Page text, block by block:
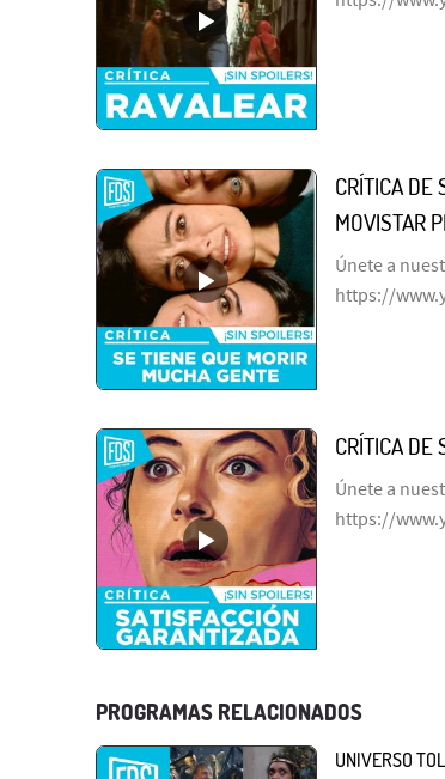
CRÍTICA DE
MOVISTAR
Únete a
https://
CRÍTICA DE
Únete a
https://
PROGRAMAS RELACIONADOS
UNIVERSO